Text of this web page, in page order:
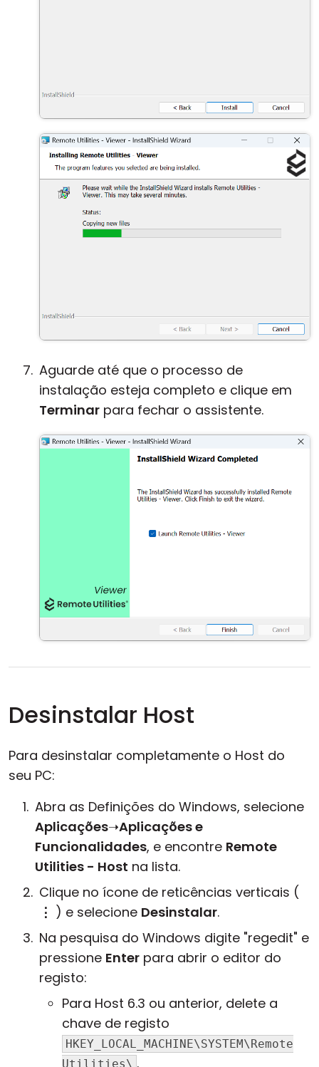
Aguarde até que o processo de
instalação esteja completo e clique em
Terminar para fechar o assistente.
Desinstalar Host
Para desinstalar completamente o Host do
seu PC:
Abra as Definições do Windows, selecione
Aplicações➝Aplicações e
Funcionalidades, e encontre Remote
Utilities - Host na lista.
Clique no ícone de reticências verticais (
⋮ ) e selecione Desinstalar.
Na pesquisa do Windows digite "regedit" e
pressione Enter para abrir o editor do
registo:
Para Host 6.3 ou anterior, delete a
chave de registo
HKEY_LOCAL_MACHINE\SYSTEM\Remote
Utilities\ .